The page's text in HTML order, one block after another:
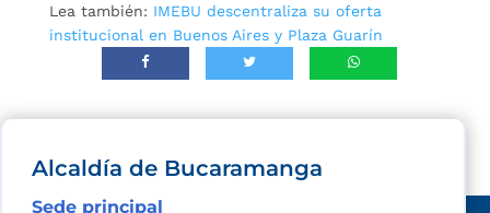
Lea también: IMEBU descentraliza su oferta
institucional en Buenos Aires y Plaza Guarín
Alcaldía de Bucaramanga
Sede principal